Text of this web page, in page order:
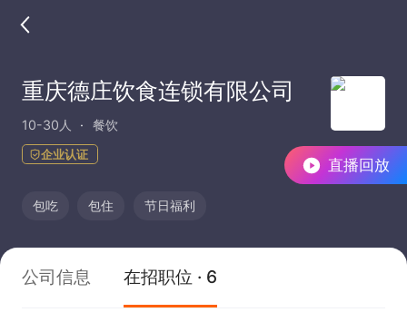
直播回放
重庆德庄饮食连锁有限公司
10-30人 餐饮
企业认证
包吃 包住 节日福利
公司信息 在招职位 · 6